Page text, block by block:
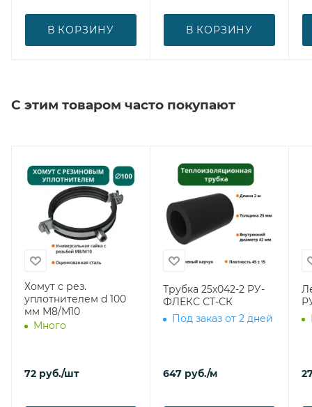
В КОРЗИНУ В КОРЗИНУ
С этим товаром часто покупают
Хомут с рез.
уплотнителем d 100
мм М8/М10
Много
72 руб./шт
Трубка 25х042-2 РУ-
ФЛЕКС СТ-СК
Под заказ от 2 дней
647 руб./м